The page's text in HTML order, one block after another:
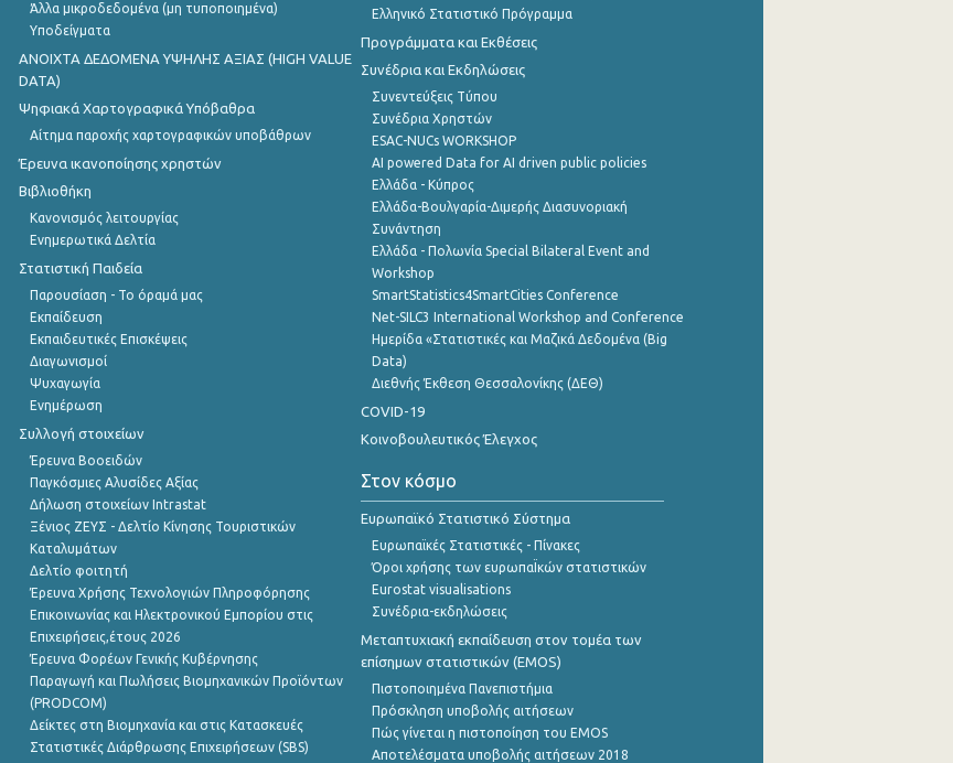
Άλλα μικροδεδομένα (μη τυποποιημένα)
Υποδείγματα
ANOIXTA ΔΕΔΟΜΕΝΑ ΥΨΗΛΗΣ ΑΞΙΑΣ (HIGH VALUE
DATA)
Ψηφιακά Χαρτογραφικά Υπόβαθρα
Αίτημα παροχής χαρτογραφικών υποβάθρων
Έρευνα ικανοποίησης χρηστών
Βιβλιοθήκη
Κανονισμός λειτουργίας
Ενημερωτικά Δελτία
Στατιστική Παιδεία
Παρουσίαση - Το όραμά μας
Εκπαίδευση
Εκπαιδευτικές Επισκέψεις
Διαγωνισμοί
Ψυχαγωγία
Ενημέρωση
Συλλογή στοιχείων
Έρευνα Βοοειδών
Παγκόσμιες Αλυσίδες Αξίας
Δήλωση στοιχείων Intrastat
Ξένιος ΖΕΥΣ - Δελτίο Κίνησης Τουριστικών
Καταλυμάτων
Δελτίο φοιτητή
Έρευνα Χρήσης Τεχνολογιών Πληροφόρησης
Επικοινωνίας και Ηλεκτρονικού Εμπορίου στις
Επιχειρήσεις,έτους 2026
Έρευνα Φορέων Γενικής Κυβέρνησης
Παραγωγή και Πωλήσεις Βιομηχανικών Προϊόντων
(PRODCOM)
Δείκτες στη Βιομηχανία και στις Κατασκευές
Στατιστικές Διάρθρωσης Επιχειρήσεων (SBS)
Ελληνικό Στατιστικό Πρόγραμμα
Προγράμματα και Εκθέσεις
Συνέδρια και Εκδηλώσεις
Συνεντεύξεις Τύπου
Συνέδρια Χρηστών
ESAC-NUCs WORKSHOP
AI powered Data for AI driven public policies
Ελλάδα - Κύπρος
Ελλάδα-Βουλγαρία-Διμερής Διασυνοριακή
Συνάντηση
Ελλάδα - Πολωνία Special Bilateral Event and
Workshop
SmartStatistics4SmartCities Conference
Net-SILC3 International Workshop and Conference
Ημερίδα «Στατιστικές και Μαζικά Δεδομένα (Big
Data)
Διεθνής Έκθεση Θεσσαλονίκης (ΔΕΘ)
COVID-19
Κοινοβουλευτικός Έλεγχος
Στον κόσμο
Ευρωπαϊκό Στατιστικό Σύστημα
Ευρωπαϊκές Στατιστικές - Πίνακες
Όροι χρήσης των ευρωπαΪκών στατιστικών
Eurostat visualisations
Συνέδρια-εκδηλώσεις
Μεταπτυχιακή εκπαίδευση στον τομέα των
επίσημων στατιστικών (EMOS)
Πιστοποιημένα Πανεπιστήμια
Πρόσκληση υποβολής αιτήσεων
Πώς γίνεται η πιστοποίηση του EMOS
Αποτελέσματα υποβολής αιτήσεων 2018